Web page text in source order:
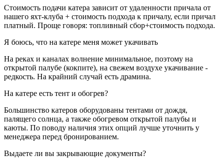
Стоимость подачи катера зависит от удаленности причала от
нашего яхт-клуба + стоимость подхода к причалу, если причал
платный. Проще говоря: топливный сбор+стоимость подхода.
Я боюсь, что на катере меня может укачивать
На реках и каналах волнение минимальное, поэтому на
открытой палубе (кокпите), на свежем воздухе укачивание -
редкость. На крайний случай есть драмина.
На катере есть тент и обогрев?
Большинство катеров оборудованы тентами от дождя,
палящего солнца, а также обогревом открытой палубы и
каюты. По поводу наличия этих опций лучше уточнить у
менеджера перед бронированием.
Выдаете ли вы закрывающие документы?